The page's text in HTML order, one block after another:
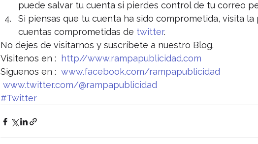
puede salvar tu cuenta si pierdes control de tu correo
Si piensas que tu cuenta ha sido comprometida, visita la
cuentas comprometidas de twitter.
No dejes de visitarnos y suscríbete a nuestro Blog.
Visitenos en :
http//www.rampapublicidad.com
Siguenos en : www.facebook.com/rampapublicidad
www.twitter.com/@rampapublicidad
#Twitter